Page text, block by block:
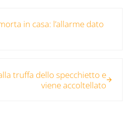
in casa: l’allarme dato
truffa dello specchietto e
viene accoltellato